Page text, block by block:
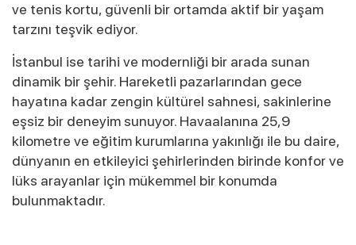
ve tenis kortu, güvenli bir ortamda aktif bir yaşam
tarzını teşvik ediyor.
İstanbul ise tarihi ve modernliği bir arada sunan
dinamik bir şehir. Hareketli pazarlarından gece
hayatına kadar zengin kültürel sahnesi, sakinlerine
eşsiz bir deneyim sunuyor. Havaalanına 25,9
kilometre ve eğitim kurumlarına yakınlığı ile bu daire,
dünyanın en etkileyici şehirlerinden birinde konfor ve
lüks arayanlar için mükemmel bir konumda
bulunmaktadır.